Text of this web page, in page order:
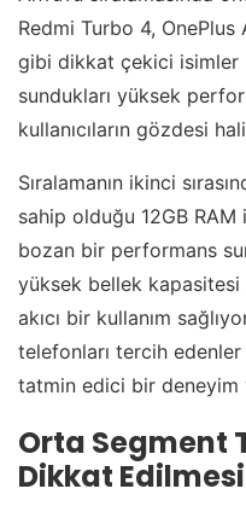
Redmi Turbo 4, OnePlus
gibi dikkat çekici isimler
sundukları yüksek
kullanıcıların gözdesi
Sıralamanın ikinci
sahip olduğu 12GB
bozan bir performans
yüksek bellek
akıcı bir kullanım
telefonları tercih
tatmin edici bir deneyim
Orta Segment
Dikkat